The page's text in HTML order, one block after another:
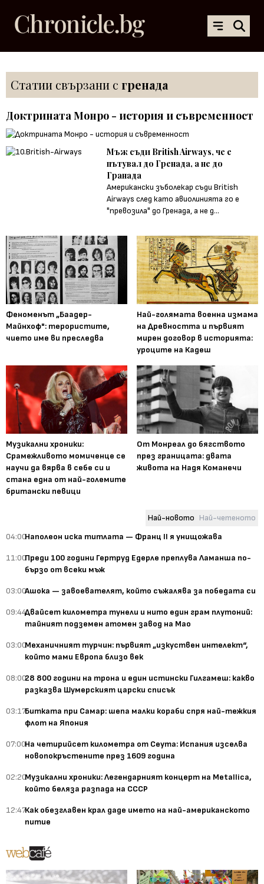
Статии свързани с гренада
Доктрината Монро - история и съвременност
Мъж съди British Airways, че е
пътувал до Гренада, а не до
Гранада
Американски зъболекар съди British
Airways след като авиолинията го е
"превозила" до Гренада, а не д...
Феноменът „Баадер-
Майнхоф": терористите,
чието име ви преследва
Най-голямата военна измама
на Древността и първият
мирен договор в историята:
уроците на Кадеш
Музикални хроники:
Срамежливото момиченце се
научи да вярва в себе си и
стана една от най-големите
британски певици
От Монреал до бягството
през границата: двата
живота на Надя Команечи
Най-новото Най-четеното
04:00Наполеон иска титлата — Франц II я унищожава
11:00Преди 100 години Гертруд Едерле преплува Ламанша по-
бързо от всеки мъж
03:00Ашока — завоевателят, който съжалява за победата си
09:44Двайсет километра тунели и нито един грам плутоний:
тайният подземен атомен завод на Мао
03:00Механичният турчин: първият „изкуствен интелект“,
който мами Европа близо век
08:0028 800 години на трона и един истински Гилгамеш: какво
разказва Шумерският царски списък
03:17Битката при Самар: шепа малки кораби спря най-тежкия
флот на Япония
07:00На четирийсет километра от Сеута: Испания изселва
новопокръстените през 1609 година
02:20Музикални хроники: Легендарният концерт на Metallica,
който беляза разпада на СССР
12:47Как обезглавен крал даде името на най-американското
питие